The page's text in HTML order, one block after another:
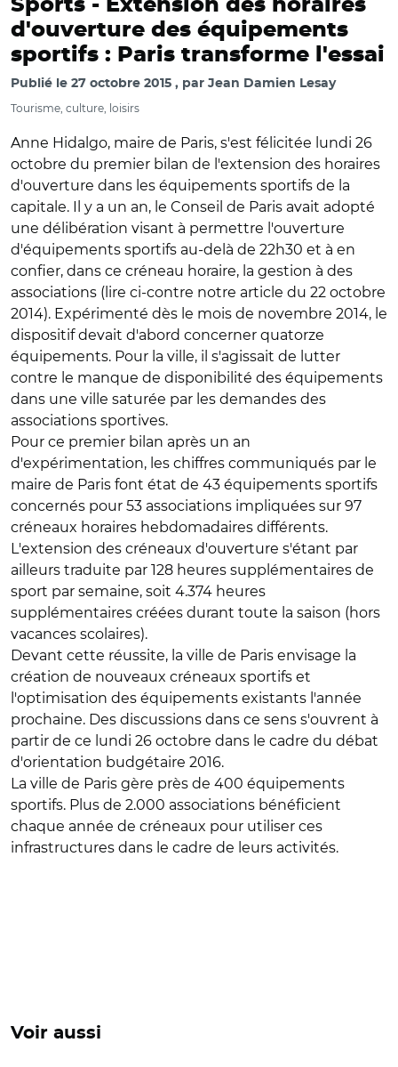
Sports - Extension des horaires
d'ouverture des équipements
sportifs : Paris transforme l'essai
Publié le 27 octobre 2015 par Jean Damien Lesay
Tourisme, culture, loisirs
Anne Hidalgo, maire de Paris, s'est félicitée lundi 26
octobre du premier bilan de l'extension des horaires
d'ouverture dans les équipements sportifs de la
capitale. Il y a un an, le Conseil de Paris avait adopté
une délibération visant à permettre l'ouverture
d'équipements sportifs au-delà de 22h30 et à en
confier, dans ce créneau horaire, la gestion à des
associations (lire ci-contre notre article du 22 octobre
2014). Expérimenté dès le mois de novembre 2014, le
dispositif devait d'abord concerner quatorze
équipements. Pour la ville, il s'agissait de lutter
contre le manque de disponibilité des équipements
dans une ville saturée par les demandes des
associations sportives.
Pour ce premier bilan après un an
d'expérimentation, les chiffres communiqués par le
maire de Paris font état de 43 équipements sportifs
concernés pour 53 associations impliquées sur 97
créneaux horaires hebdomadaires différents.
L'extension des créneaux d'ouverture s'étant par
ailleurs traduite par 128 heures supplémentaires de
sport par semaine, soit 4.374 heures
supplémentaires créées durant toute la saison (hors
vacances scolaires).
Devant cette réussite, la ville de Paris envisage la
création de nouveaux créneaux sportifs et
l'optimisation des équipements existants l'année
prochaine. Des discussions dans ce sens s'ouvrent à
partir de ce lundi 26 octobre dans le cadre du débat
d'orientation budgétaire 2016.
La ville de Paris gère près de 400 équipements
sportifs. Plus de 2.000 associations bénéficient
chaque année de créneaux pour utiliser ces
infrastructures dans le cadre de leurs activités.
Voir aussi